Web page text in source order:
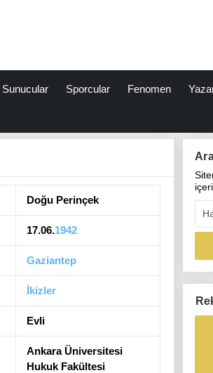
Sunucular Sporcular Fenomen
Doğu Perinçek
17.06.1942
Gaziantep
İkizler
Evli
Ankara Üniversitesi
Hukuk Fakültesi